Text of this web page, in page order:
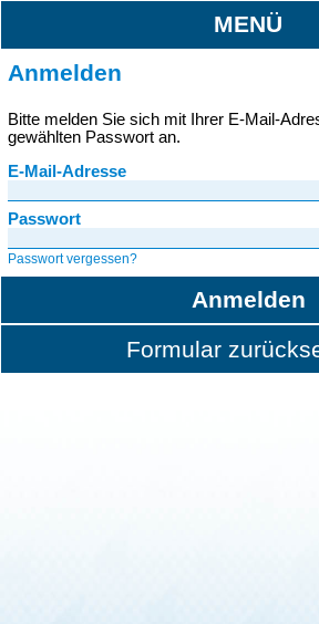
MENÜ
Anmelden
Bitte melden Sie sich mit Ihrer E-Mail-
gewählten Passwort an.
E-Mail-Adresse
Passwort
Passwort vergessen?
Anmelden
Formular